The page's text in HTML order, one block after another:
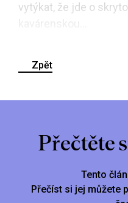
vytýkat, že jde o
Zpět
Přečtěte
Tento
Přečíst si jej můžete